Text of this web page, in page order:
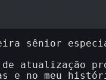
sênior
atualização
e no meu